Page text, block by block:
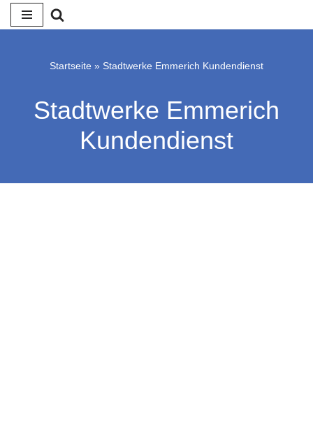
Startseite » Stadtwerke Emmerich Kundendienst
Stadtwerke Emmerich
Kundendienst